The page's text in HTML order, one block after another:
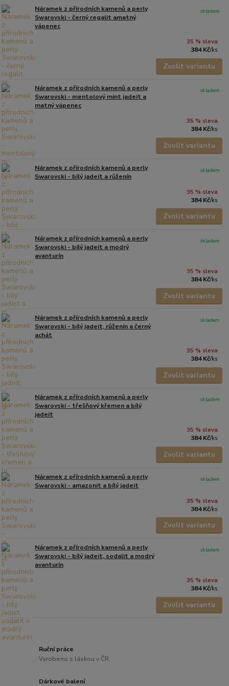
Náramek z přírodních kamenů a perly
Swarovski - černý regalit amatný
vápenec
35 % sleva
384 Kč/ks
skladem
Zvolit variantu
Náramek z přírodních kamenů a perly
Swarovski - mentolový mint jadeit a
matný vápenec
35 % sleva
384 Kč/ks
skladem
Zvolit variantu
Náramek z přírodních kamenů a perly
Swarovski - bílý jadeit a růženín
35 % sleva
384 Kč/ks
skladem
Zvolit variantu
Náramek z přírodních kamenů a perly
Swarovski - bílý jadeit a modrý
avanturín
35 % sleva
384 Kč/ks
skladem
Zvolit variantu
Náramek z přírodních kamenů a perly
Swarovski - bílý jadeit, růženín a černý
achát
35 % sleva
384 Kč/ks
skladem
Zvolit variantu
Náramek z přírodních kamenů a perly
Swarovski - třešňový křemen a bílý
jadeit
35 % sleva
384 Kč/ks
skladem
Zvolit variantu
Náramek z přírodních kamenů a perly
Swarovski - amazonit a bílý jadeit
35 % sleva
384 Kč/ks
skladem
Zvolit variantu
Náramek z přírodních kamenů a perly
Swarovski - bílý jadeit, sodalit a modrý
avanturín
35 % sleva
384 Kč/ks
skladem
Zvolit variantu
Ruční práce
Vyrobeno s láskou v ČR
Dárkové balení